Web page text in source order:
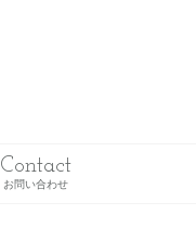
Contact
お問い合わせ